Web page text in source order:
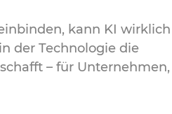
kann KI wirklich
der Technologie die
– für Unternehmen,